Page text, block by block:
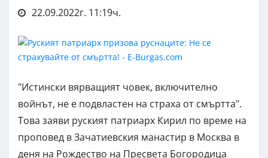
22.09.2022г. 11:19ч.
"Истински вярващият човек, включително
войнът, не е подвластен на страха от смъртта".
Това заяви руският патриарх Кирил по време на
проповед в Зачатиевския манастир в Москва в
деня на Рождество на Пресвета Богородица